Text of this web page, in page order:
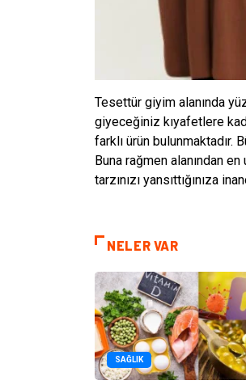
Tesettür giyim alanında
giyeceğiniz kıyafetlere
farklı ürün bulunmaktadır.
Buna rağmen alanından
tarzınızı yansıttığınıza
NELER VAR
SAĞLIK